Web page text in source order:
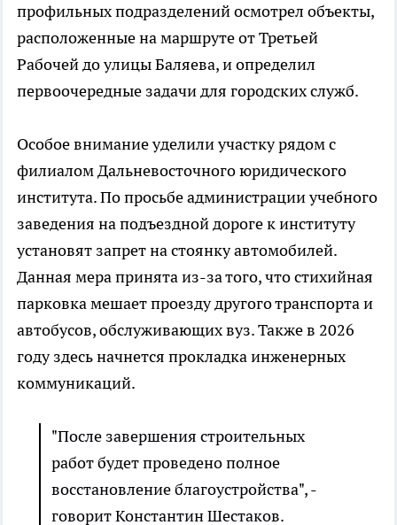
профильных подразделений осмотрел объекты,
расположенные на маршруте от Третьей
Рабочей до улицы Баляева, и определил
первоочередные задачи для городских служб.
Особое внимание уделили участку рядом с
филиалом Дальневосточного юридического
института. По просьбе администрации учебного
заведения на подъездной дороге к институту
установят запрет на стоянку автомобилей.
Данная мера принята из-за того, что стихийная
парковка мешает проезду другого транспорта и
автобусов, обслуживающих вуз. Также в 2026
году здесь начнется прокладка инженерных
коммуникаций.
"После завершения строительных
работ будет проведено полное
восстановление благоустройства", -
говорит Константин Шестаков.